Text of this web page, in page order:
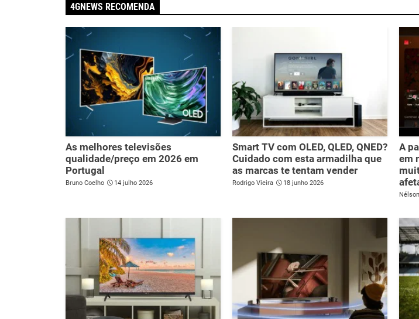
4GNEWS RECOMENDA
As melhores televisões
qualidade/preço em 2026 em
Portugal
Bruno Coelho 14 julho 2026
Smart TV com OLED, QLED, QNED?
Cuidado com esta armadilha que
as marcas te tentam vender
Rodrigo Vieira 18 junho 2026
A
em